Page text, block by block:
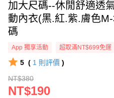
加大尺碼--休閒舒適透
動內衣(黑.紅.紫.膚色
碼
App 獨享活動 超取滿NT$699免運
5 ( 1 則評價 )
NT$380
NT$190